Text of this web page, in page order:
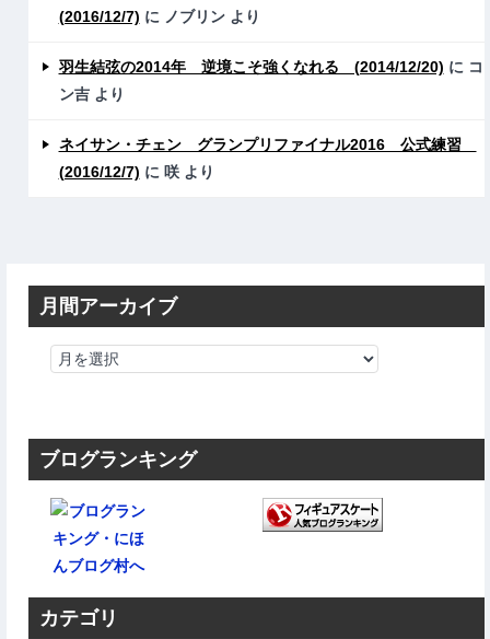
(2016/12/7) に ノブリンより
羽生結弦の2014年 逆境こそ強くなれる (2014/12/20) に コ
ン吉より
ネイサン・チェン グランプリファイナル2016 公式練習
(2016/12/7) に 咲より
月間アーカイブ
ブログランキング
カテゴリ